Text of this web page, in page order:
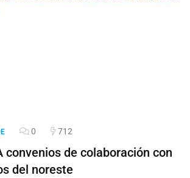
0 712
convenios de colaboración con
del noreste